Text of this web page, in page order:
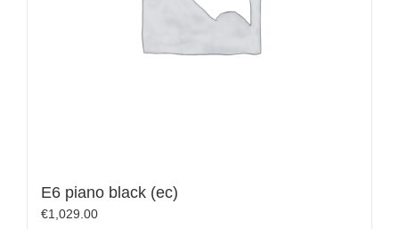
E6 piano black (ec)
€1,029.00